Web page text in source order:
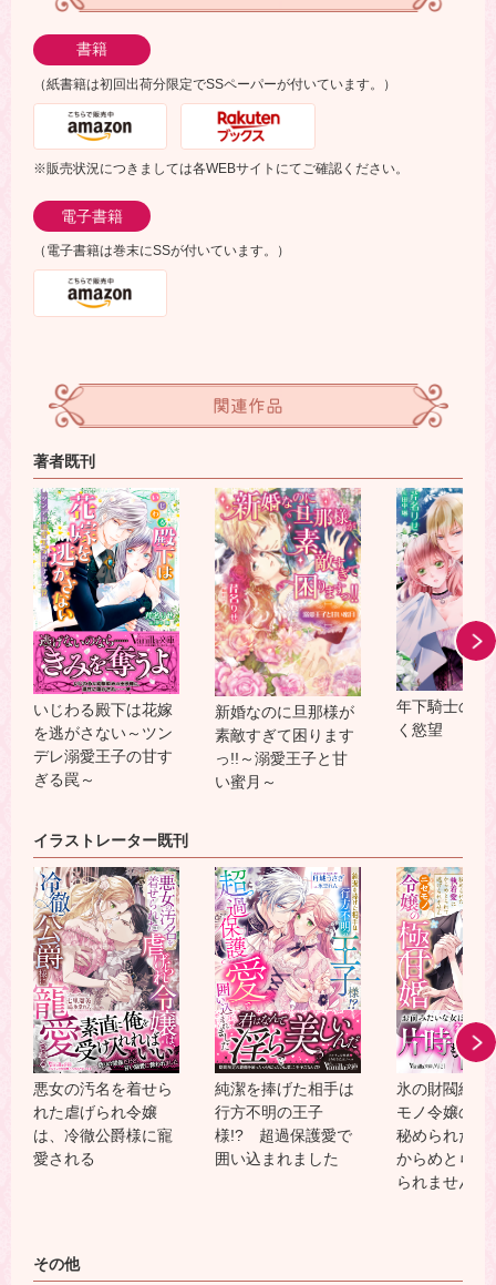
書籍
（紙書籍は初回出荷分限定でSSペーパーが付いています。）
※販売状況につきましては各WEBサイトにてご確認ください。
電子書籍
（電子書籍は巻末にSSが付いています。）
関連作品
著者既刊
いじわる殿下は花嫁
を逃がさない～ツン
デレ溺愛王子の甘す
ぎる罠～
新婚なのに旦那様が
素敵すぎて困ります
っ!!～溺愛王子と甘
い蜜月～
年下騎士のめ
く慾望
イラストレーター既刊
悪女の汚名を着せら
れた虐げられ令嬢
は、冷徹公爵様に寵
愛される
純潔を捧げた相手は
行方不明の王子
様!? 超過保護愛で
囲い込まれました
氷の財閥総帥
モノ令嬢の極
秘められた執
からめとられ
られません～
その他